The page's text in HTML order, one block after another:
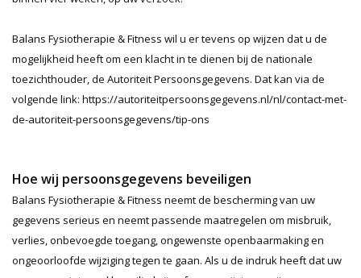
Balans Fysiotherapie & Fitness wil u er tevens op wijzen dat u de
mogelijkheid heeft om een klacht in te dienen bij de nationale
toezichthouder, de Autoriteit Persoonsgegevens. Dat kan via de
volgende link: https://autoriteitpersoonsgegevens.nl/nl/contact-met-
de-autoriteit-persoonsgegevens/tip-ons
Hoe wij persoonsgegevens beveiligen
Balans Fysiotherapie & Fitness neemt de bescherming van uw
gegevens serieus en neemt passende maatregelen om misbruik,
verlies, onbevoegde toegang, ongewenste openbaarmaking en
ongeoorloofde wijziging tegen te gaan. Als u de indruk heeft dat uw